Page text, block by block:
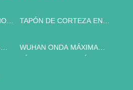
TAPÓN DE CORTEZA EN
WUHAN ONDA MÁXIMA